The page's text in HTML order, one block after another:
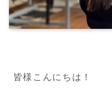
皆様こんにちは！